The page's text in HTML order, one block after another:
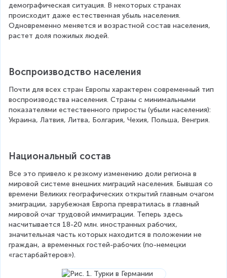
демографическая ситуация. В некоторых странах
происходит даже естественная убыль населения.
Одновременно меняется и возрастной состав населения,
растет доля пожилых людей.
Воспроизводство населения
Почти для всех стран Европы характерен современный тип
воспроизводства населения. Страны с минимальными
показателями естественного приросты (убыли населения):
Украина, Латвия, Литва, Болгария, Чехия, Польша, Венгрия.
Национальный состав
Все это привело к резкому изменению доли региона в
мировой системе внешних миграций населения. Бывшая со
времени Великих географических открытий главным очагом
эмиграции, зарубежная Европа превратилась в главный
мировой очаг трудовой иммиграции. Теперь здесь
насчитывается 18-20 млн. иностранных рабочих,
значительная часть которых находится в положении не
граждан, а временных гостей-рабочих (по-немецки
«гастарбайтеров»).